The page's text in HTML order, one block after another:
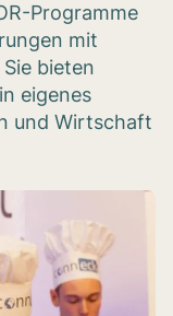
Programme
mit
bieten
eigenes
und Wirtschaft